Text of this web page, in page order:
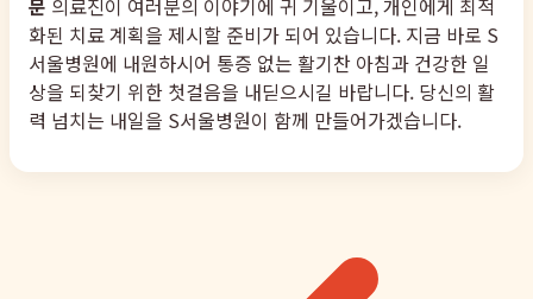
화된 치료 계획을 제시할 준비가 되어 있습니다. 지금 바로 S
서울병원에 내원하시어 통증 없는 활기찬 아침과 건강한 일
상을 되찾기 위한 첫걸음을 내딛으시길 바랍니다. 당신의 활
력 넘치는 내일을 S서울병원이 함께 만들어가겠습니다.